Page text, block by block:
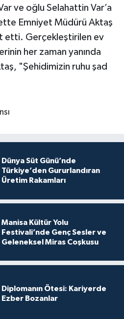
ve oğlu Selahattin Var’a
Emniyet Müdürü Aktaş
etti. Gerçekleştirilen ev
her zaman yanında
"Şehidimizin ruhu şad
Dünya Süt Günü’nde
Türkiye’den Gururlandıran
Üretim Rakamları
Manisa Kültür Yolu
Festivali’nde Genç Sesler ve
Geleneksel Miras Coşkusu
Diplomanın Ötesi: Kariyerde
Ezber Bozanlar